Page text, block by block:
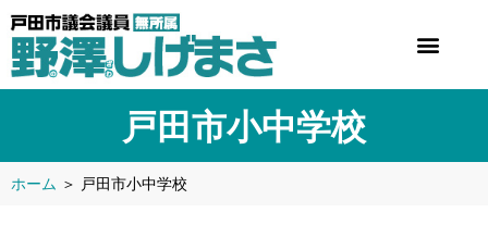
戸田市小中学校
ホーム ＞ 戸田市小中学校